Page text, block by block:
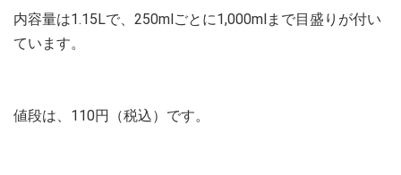
内容量は1.15Lで、250mlごとに1,000mlまで目盛りが付い
ています。
値段は、110円（税込）です。